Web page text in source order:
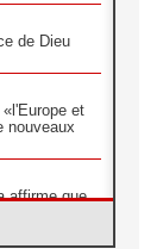
de Dieu
et
nouveaux
affirme que